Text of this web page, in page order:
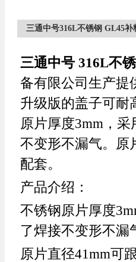
三通中号316L不锈钢 GL45
三通中号 316L不
备有限公司生产提
升级版的盖子可耐
原片厚度3mm，
不变形不漏气。原
配套。
产品介绍：
不锈钢原片厚度
了焊接不变形不漏
原片直径41mm可